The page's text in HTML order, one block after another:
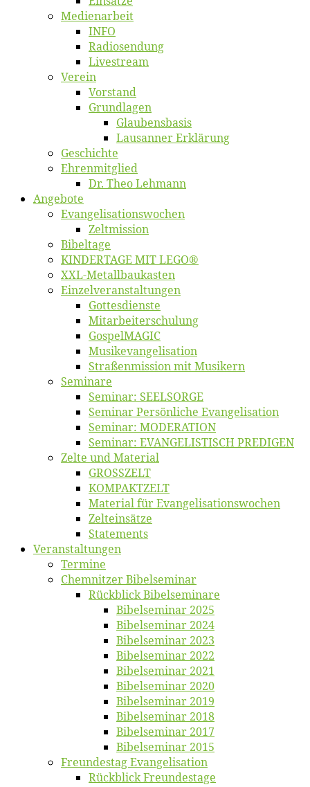
Me­di­en­ar­beit
INFO
Ra­dio­sen­dung
Live­stream
Ver­ein
Vor­stand
Grund­la­gen
Glaubens­ba­sis
Lausan­ner Erklärung
Ge­schich­te
Eh­ren­mit­glied
Dr. Theo Lehmann
An­ge­bo­te
Evangelisa­tions­wo­chen
Zelt­mis­si­on
Bi­bel­ta­ge
KINDERTAGE MIT LEGO®
XXL-Me­­tal­l­­bau­­kas­­ten
Einzelver­an­stal­tungen
Got­tes­diens­te
Mitarbeiter­schulung
Gos­pel­MA­GIC
Musikevan­ge­li­sa­tion
Straßenmis­sion mit Musikern
Se­mi­na­re
Se­mi­nar: SEELSORGE
Se­mi­nar Per­sön­li­che Evangelisation
Se­mi­nar: MODERATION
Se­mi­nar: EVANGELISTISCH PREDIGEN
Zel­te und Material
GROSSZELT
KOMPAKTZELT
Ma­te­ri­al für Evangelisationswochen
Zelt­ein­sät­ze
State­ments
Ver­an­stal­tun­gen
Ter­mi­ne
Chemnit­zer Bibelseminar
Rück­blick Bibelseminare
Bi­bel­se­mi­nar 2025
Bi­bel­se­mi­nar 2024
Bi­bel­se­mi­nar 2023
Bi­bel­se­mi­nar 2022
Bi­bel­se­mi­nar 2021
Bi­bel­se­mi­nar 2020
Bi­bel­se­mi­nar 2019
Bi­bel­se­mi­nar 2018
Bibelsemi­nar 2017
Bibelsemi­nar 2015
Freun­des­tag Evangelisation
Rück­blick Freundestage